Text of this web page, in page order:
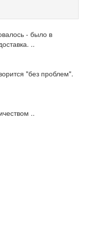
- было в
..
"без проблем".
..